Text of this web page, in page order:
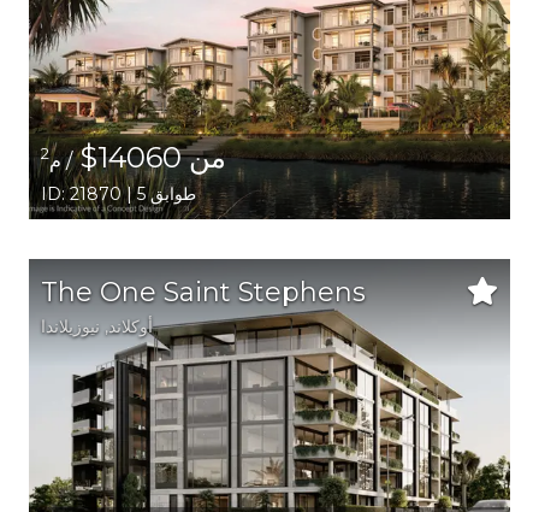
من 14060$ / م2
ID: 21870 | 5 طوابق
The One Saint Stephens
أوكلاند, نيوزيلاندا